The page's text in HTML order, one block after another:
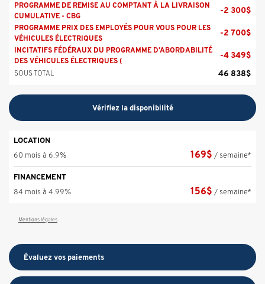
PROGRAMME DE REMISE AU COMPTANT À LA LIVRAISON
CUMULATIVE - CBG
-2 300$
PROGRAMME PRIX DES EMPLOYÉS POUR VOUS POUR LES
VÉHICULES ÉLECTRIQUES
-2 700$
INCITATIFS FÉDÉRAUX DU PROGRAMME D’ABORDABILITÉ
DES VÉHICULES ÉLECTRIQUES (
-4 349$
SOUS TOTAL 46 838$
Vérifiez la disponibilité
LOCATION
60 mois à 6.9%
169$ / semaine*
FINANCEMENT
84 mois à 4.99%
156$ / semaine*
Mentions légales
Évaluez vos paiements